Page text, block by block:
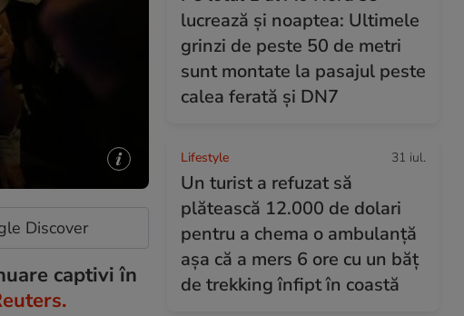
Discover
captivi în
lucrează și noaptea: Ultimele
grinzi de peste 50 de metri
sunt montate la pasajul peste
calea ferată și DN7
Lifestyle 31 iul.
Un turist a refuzat să
plătească 12.000 de dolari
pentru a chema o ambulanță
așa că a mers 6 ore cu un băț
de trekking înfipt în coastă